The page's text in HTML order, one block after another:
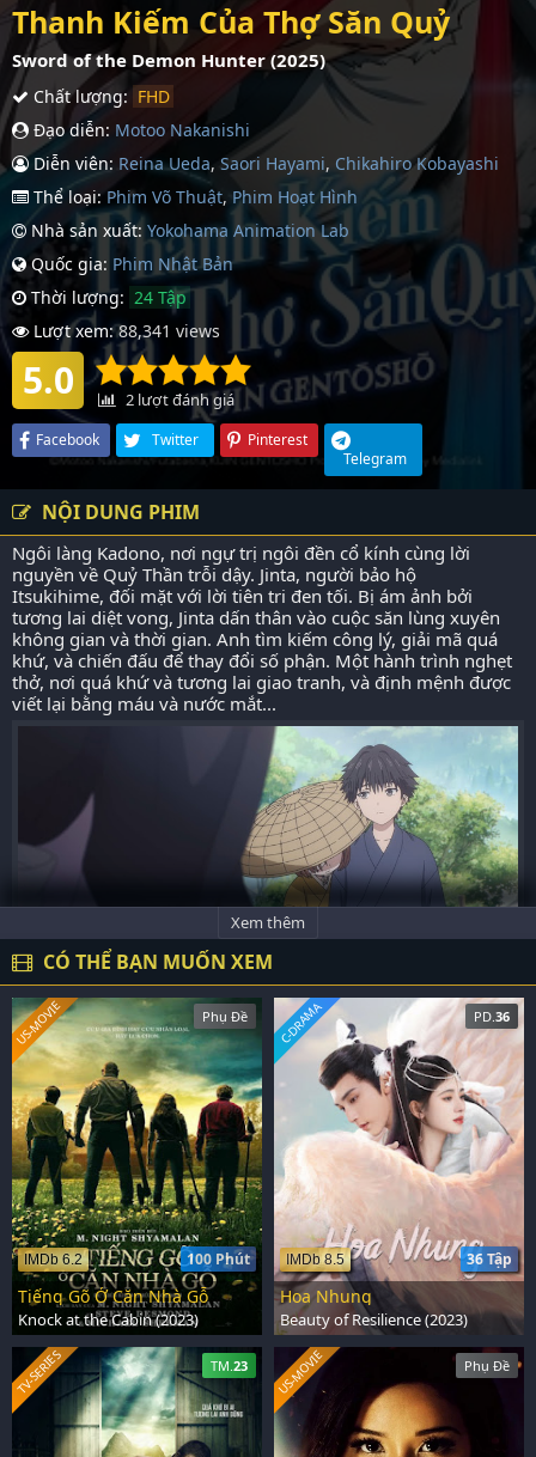
Thanh Kiếm Của Thợ Săn Quỷ
Sword of the Demon Hunter (2025)
Chất lượng: FHD
Đạo diễn: Motoo Nakanishi
Diễn viên: Reina Ueda,Saori Hayami, Chikahiro Kobayashi
Thể loại: Phim Võ Thuật, Phim Hoạt Hình
Nhà sản xuất: Yokohama Animation Lab
Quốc gia: Phim Nhậ­t Bản
Thời lượng: 24 Tập
Lượt xem: 88,341 views
5.0 2 lượt đánh giá
Facebook Twitter
Pinterest
Telegram
NỘI DUNG PHIM
Ngôi làng Kadono, nơi ngự trị ngôi đền cổ kính cùng lời
nguyền về Quỷ Thần trỗi dậy. Jinta, người bảo hộ
Itsukihime, đối mặt với lời tiên tri đen tối. Bị ám ảnh bởi
tương lai diệt vong, Jinta dấn thân vào cuộc săn lùng xuyên
không gian và thời gian. Anh tìm kiếm công lý, giải mã quá
khứ, và chiến đấu để thay đổi số phận. Một hành trình nghẹt
thở, nơi quá khứ và tương lai giao tranh, và định mệnh được
viết lại bằng máu và nước mắt...
Xem thêm
CÓ THỂ BẠN MUỐN XEM
Phụ Đề
100 Phút
IMDb 6.2
US-MOVIE
Tiếng Gõ Ở Căn Nhà Gỗ
Knock at the Cabin (2023)
PD. 36
36 Tập
IMDb 8.5
C-DRAMA
Hoa Nhung
Beauty of Resilience (2023)
TM. 23
TV-SERIES Phụ Đề
US-MOVIE